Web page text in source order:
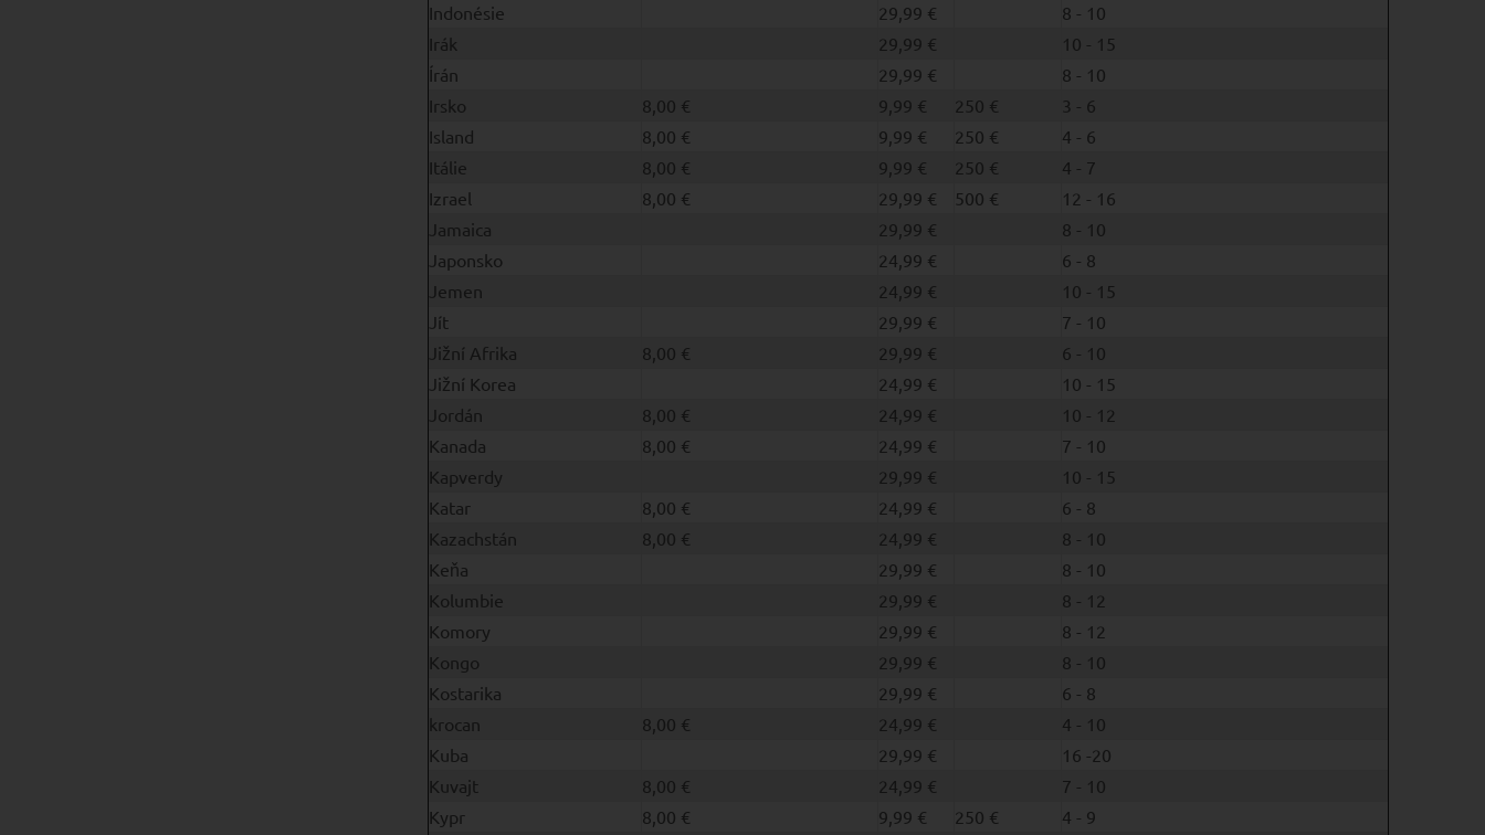
Indonésie
29,99 €
8 - 10
Irák
29,99 €
10 - 15
Írán
29,99 €
8 - 10
Irsko
8,00 € 9,99 € 250 €
3 - 6
Island
8,00 € 9,99 € 250 €
4 - 6
Itálie
8,00 € 9,99 € 250 €
4 - 7
Izrael
8,00 € 29,99 € 500 €
12 - 16
Jamaica
29,99 €
8 - 10
Japonsko
24,99 €
6 - 8
Jemen
24,99 €
10 - 15
Jít
29,99 €
7 - 10
Jižní Afrika
8,00 € 29,99 €
6 - 10
Jižní Korea
24,99 €
10 - 15
Jordán
8,00 € 24,99 €
10 - 12
Kanada
8,00 € 24,99 €
7 - 10
Kapverdy
29,99 €
10 - 15
Katar
8,00 € 24,99 €
6 - 8
Kazachstán
8,00 € 24,99 €
8 - 10
Keňa
29,99 €
8 - 10
Kolumbie
29,99 €
8 - 12
Komory
29,99 €
8 - 12
Kongo
29,99 €
8 - 10
Kostarika
29,99 €
6 - 8
krocan
8,00 € 24,99 €
4 - 10
Kuba
29,99 €
16 -20
Kuvajt
8,00 € 24,99 €
7 - 10
Kypr
8,00 € 9,99 € 250 €
4 - 9